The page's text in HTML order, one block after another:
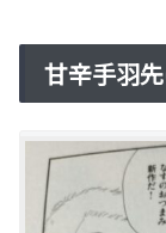
甘辛手羽